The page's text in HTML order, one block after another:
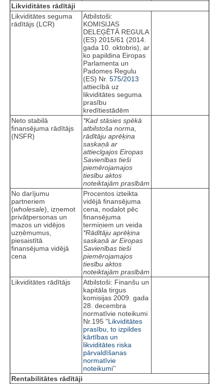
Likviditātes rādītāji
Likviditātes seguma
rādītājs (LCR)
Atbilstoši:
KOMISIJAS
DELEĢĒTĀ REGULA
(ES) 2015/61 (2014.
gada 10. oktobris), ar
ko papildina Eiropas
Parlamenta un
Padomes Regulu
(ES) Nr. 575/2013
attiecībā uz
likviditātes seguma
prasību
kredītiestādēm
Neto stabilā
finansējuma rādītājs
(NSFR)
*Kad stāsies spēkā
atbilstoša norma,
rādītāju aprēķina
saskaņā ar
attiecīgajos Eiropas
Savienības tieši
piemērojamajos
tiesību aktos
noteiktajām prasībām
No darījumu
partneriem
(wholesale), izņemot
privātpersonas un
mazos un vidējos
uzņēmumus,
piesaistītā
finansējuma vidējā
cena
Procentos izteikta
vidējā finansējuma
cena, nodalot pēc
finansējuma
termiņiem un veida
*Rādītāju aprēķina
saskaņā ar Eiropas
Savienības tieši
piemērojamajos
tiesību aktos
noteiktajām prasībām
Likviditātes rādītājs
Atbilstoši: Finanšu un
kapitāla tirgus
komisijas 2009. gada
28. decembra
normatīvie noteikumi
Nr.195 "Likviditātes
prasību, to izpildes
kārtības un
likviditātes riska
pārvaldīšanas
normatīvie
noteikumi''
Rentabilitātes rādītāji